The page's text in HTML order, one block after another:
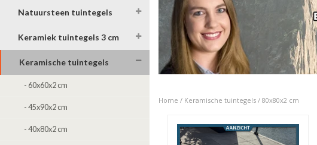
Natuursteen tuintegels
Keramiek tuintegels 3 cm
Keramische tuintegels
- 60x60x2 cm
- 45x90x2 cm
- 40x80x2 cm
Home / Keramische tuintegels / 80x80x2 cm